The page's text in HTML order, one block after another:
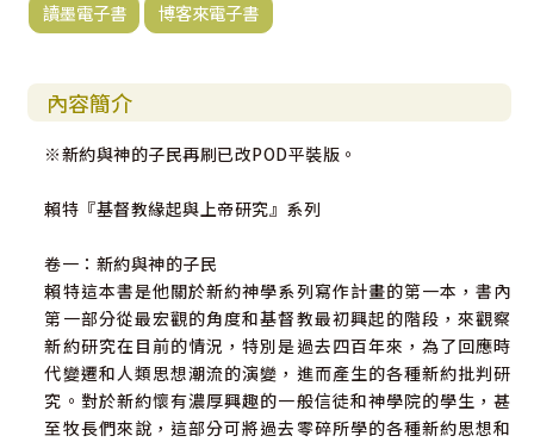
讀墨電子書 博客來電子書
內容簡介
※新約與神的子民再刷已改POD平裝版。
賴特『基督教緣起與上帝研究』系列
卷一：新約與神的子民
賴特這本書是他關於新約神學系列寫作計畫的第一本，書內
第一部分從最宏觀的角度和基督教最初興起的階段，來觀察
新約研究在目前的情況，特別是過去四百年來，為了回應時
代變遷和人類思想潮流的演變，進而產生的各種新約批判研
究。對於新約懷有濃厚興趣的一般信徒和神學院的學生，甚
至牧長們來說，這部分可將過去零碎所學的各種新約思想和